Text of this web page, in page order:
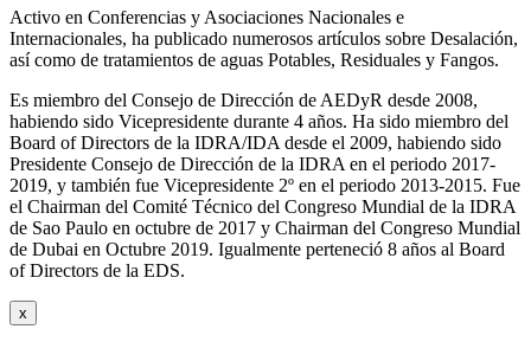
Activo en Conferencias y Asociaciones Nacionales e
Internacionales, ha publicado numerosos artículos sobre Desalación,
así como de tratamientos de aguas Potables, Residuales y Fangos.
Es miembro del Consejo de Dirección de AEDyR desde 2008,
habiendo sido Vicepresidente durante 4 años. Ha sido miembro del
Board of Directors de la IDRA/IDA desde el 2009, habiendo sido
Presidente Consejo de Dirección de la IDRA en el periodo 2017-
2019, y también fue Vicepresidente 2º en el periodo 2013-2015. Fue
el Chairman del Comité Técnico del Congreso Mundial de la IDRA
de Sao Paulo en octubre de 2017 y Chairman del Congreso Mundial
de Dubai en Octubre 2019. Igualmente perteneció 8 años al Board
of Directors de la EDS.
x